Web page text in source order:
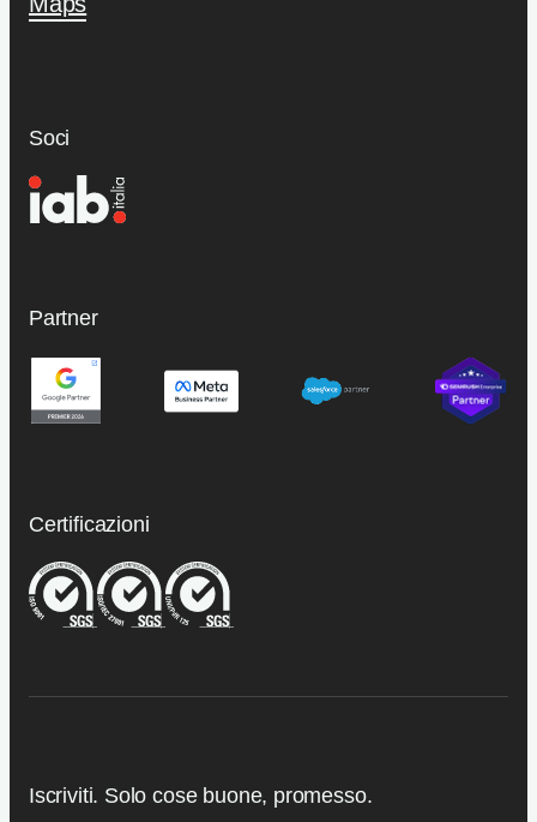
Soci
Partner
Certificazioni
Iscriviti. Solo cose buone, promesso.